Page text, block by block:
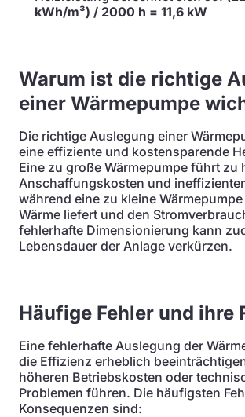
kWh/m³) / 2000 h = 11,6 kW
Warum ist die richtige
einer Wärmepumpe
Die richtige Auslegung einer
eine effiziente und kostensparende
Eine zu große Wärmepumpe führt zu
Anschaffungskosten und
während eine zu kleine
Wärme liefert und den
fehlerhafte Dimensionierung kann
Lebensdauer der Anlage verkürzen.
Häufige Fehler und ihre
Eine fehlerhafte Auslegung der
die Effizienz erheblich
höheren Betriebskosten oder
Problemen führen. Die häufigsten
Konsequenzen sind: